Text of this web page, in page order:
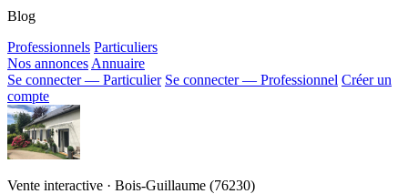
Blog
Professionnels Particuliers
Nos annonces Annuaire
Se connecter — Particulier Se connecter — Professionnel Créer un
compte
Vente interactive · Bois-Guillaume (76230)